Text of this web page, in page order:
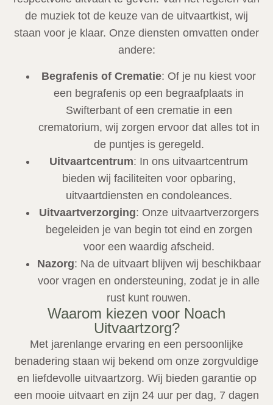
de muziek tot de keuze van de uitvaartkist, wij
staan voor je klaar. Onze diensten omvatten onder
andere:
Begrafenis of Crematie: Of je nu kiest voor
een begrafenis op een begraafplaats in
Swifterbant of een crematie in een
crematorium, wij zorgen ervoor dat alles tot in
de puntjes is geregeld.
Uitvaartcentrum: In ons uitvaartcentrum
bieden wij faciliteiten voor opbaring,
uitvaartdiensten en condoleances.
Uitvaartverzorging: Onze uitvaartverzorgers
begeleiden je van begin tot eind en zorgen
voor een waardig afscheid.
Nazorg: Na de uitvaart blijven wij beschikbaar
voor vragen en ondersteuning, zodat je in alle
rust kunt rouwen.
Waarom kiezen voor Noach
Uitvaartzorg?
Met jarenlange ervaring en een persoonlijke
benadering staan wij bekend om onze zorgvuldige
en liefdevolle uitvaartzorg. Wij bieden garantie op
een mooie uitvaart en zijn 24 uur per dag, 7 dagen